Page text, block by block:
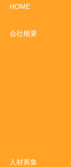
HOME
会社概要
人材募集